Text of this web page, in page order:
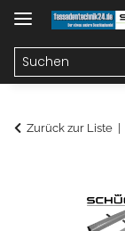
Zurück zur Liste